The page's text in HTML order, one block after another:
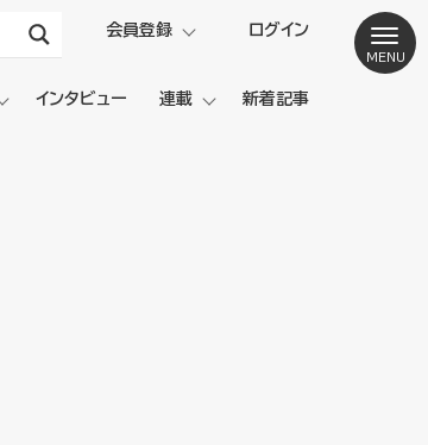
会員登録 ログイン
インタビュー 連載 新着記事